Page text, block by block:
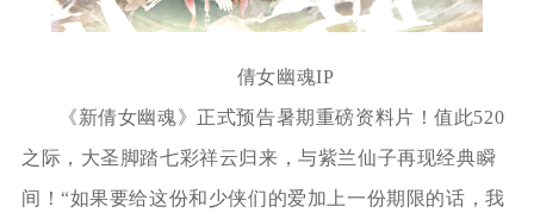
倩女幽魂IP
《新倩女幽魂》正式预告暑期重磅资料片！值此520
之际，大圣脚踏七彩祥云归来，与紫兰仙子再现经典瞬
间！“如果要给这份和少侠们的爱加上一份期限的话，我